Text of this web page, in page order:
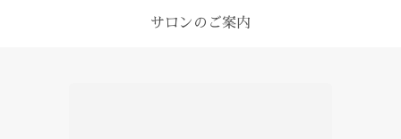
サロンのご案内